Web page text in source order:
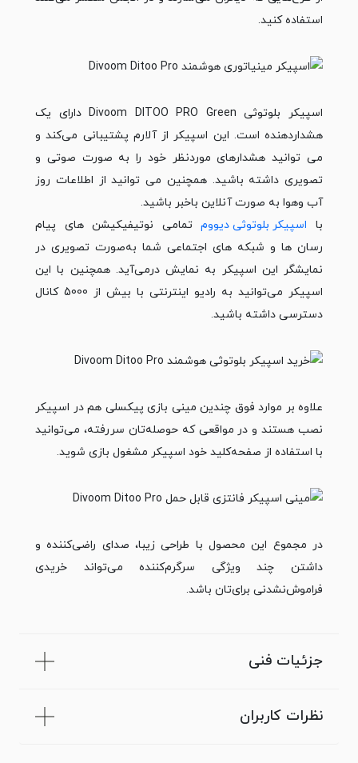
استفاده کنید.
اسپیکر بلوتوثی Divoom DITOO PRO Green دارای یک
هشداردهنده است. این اسپیکر از آلارم پشتیبانی می‌کند و
می توانید هشدارهای موردنظر خود را به صورت صوتی و
تصویری داشته باشید. همچنین می توانید از اطلاعات روز
آب وهوا به صورت آنلاین باخبر باشید.
با اسپیکر بلوتوثی دیوومتمامی نوتیفیکیشن های پیام
رسان ها و شبکه های اجتماعی شما به‌صورت تصویری در
نمایشگر این اسپیکر به نمایش درمی‌آید. همچنین با این
اسپیکر می‌توانید به رادیو اینترنتی با بیش از 5000 کانال
دسترسی داشته باشید.
علاوه بر موارد فوق چندین مینی بازی پیکسلی هم در اسپیکر
نصب هستند و در مواقعی که حوصله‌تان سررفته، می‌توانید
با استفاده از صفحه‌کلید خود اسپیکر مشغول بازی‌ شوید.
در مجموع این محصول با طراحی زیبا، صدای راضی‌کننده و
داشتن چند ویژگی سرگرم‌کننده می‌تواند خریدی
فراموش‌نشدنی برای‌تان باشد.
جزئیات فنی
نظرات کاربران